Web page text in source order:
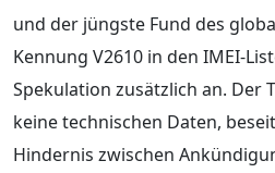
und der jüngste Fund des
Kennung V2610 in den IMEI-
Spekulation zusätzlich an. Der
keine technischen Daten,
Hindernis zwischen